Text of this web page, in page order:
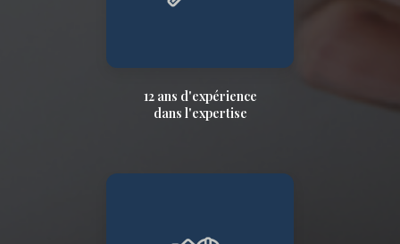
12 ans d'expérience
dans l'expertise